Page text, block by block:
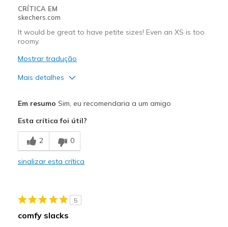
CRÍTICA EM
skechers.com
It would be great to have petite sizes! Even an XS is too
roomy.
Mostrar tradução
Mais detalhes
Durable
Melhores utilizações
Casual Wear
Sizing
Em resumo Sim, eu recomendaria a um amigo
Esta crítica foi útil?
2 0
sinalizar esta crítica
5
comfy slacks